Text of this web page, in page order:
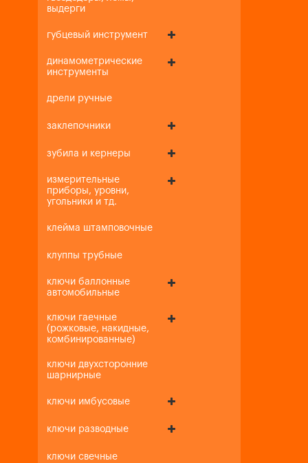
выдерги
губцевый инструмент
динамометрические
инструменты
дрели ручные
заклепочники
зубила и кернеры
измерительные
приборы, уровни,
угольники и тд.
клейма штамповочные
клуппы трубные
ключи баллонные
автомобильные
ключи гаечные
(рожковые, накидные,
комбинированные)
ключи двухсторонние
шарнирные
ключи имбусовые
ключи разводные
ключи свечные